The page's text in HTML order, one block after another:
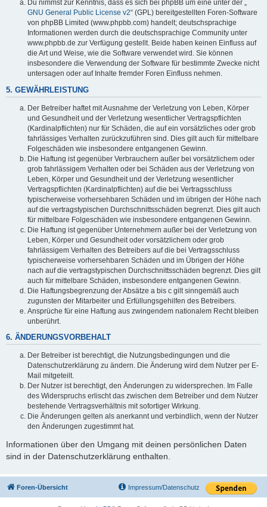
Du nimmst zur Kenntnis, dass es sich bei phpBB um eine unter der „
GNU General Public License v2“ (GPL) bereitgestellten Foren-Software
von phpBB Limited (www.phpbb.com) handelt; deutschsprachige
Informationen werden durch die deutschsprachige Community unter
www.phpbb.de zur Verfügung gestellt. Beide haben keinen Einfluss auf
die Art und Weise, wie die Software verwendet wird. Sie können
insbesondere die Verwendung der Software für bestimmte Zwecke nicht
untersagen oder auf Inhalte fremder Foren Einfluss nehmen.
5. GEWÄHRLEISTUNG
Der Betreiber haftet mit Ausnahme der Verletzung von Leben, Körper
und Gesundheit und der Verletzung wesentlicher Vertragspflichten
(Kardinalpflichten) nur für Schäden, die auf ein vorsätzliches oder grob
fahrlässiges Verhalten zurückzuführen sind. Dies gilt auch für mittelbare
Folgeschäden wie insbesondere entgangenen Gewinn.
Die Haftung ist gegenüber Verbrauchern außer bei vorsätzlichem oder
grob fahrlässigem Verhalten oder bei Schäden aus der Verletzung von
Leben, Körper und Gesundheit und der Verletzung wesentlicher
Vertragspflichten (Kardinalpflichten) auf die bei Vertragsschluss
typischerweise vorhersehbaren Schäden und im übrigen der Höhe nach
auf die vertragstypischen Durchschnittsschäden begrenzt. Dies gilt auch
für mittelbare Folgeschäden wie insbesondere entgangenen Gewinn.
Die Haftung ist gegenüber Unternehmern außer bei der Verletzung von
Leben, Körper und Gesundheit oder vorsätzlichem oder grob
fahrlässigem Verhalten des Betreibers auf die bei Vertragsschluss
typischerweise vorhersehbaren Schäden und im Übrigen der Höhe
nach auf die vertragstypischen Durchschnittsschäden begrenzt. Dies gilt
auch für mittelbare Schäden, insbesondere entgangenen Gewinn.
Die Haftungsbegrenzung der Absätze a bis c gilt sinngemäß auch
zugunsten der Mitarbeiter und Erfüllungsgehilfen des Betreibers.
Ansprüche für eine Haftung aus zwingendem nationalem Recht bleiben
unberührt.
6. ÄNDERUNGSVORBEHALT
Der Betreiber ist berechtigt, die Nutzungsbedingungen und die
Datenschutzerklärung zu ändern. Die Änderung wird dem Nutzer per E-
Mail mitgeteilt.
Der Nutzer ist berechtigt, den Änderungen zu widersprechen. Im Falle
des Widerspruchs erlischt das zwischen dem Betreiber und dem Nutzer
bestehende Vertragsverhältnis mit sofortiger Wirkung.
Die Änderungen gelten als anerkannt und verbindlich, wenn der Nutzer
den Änderungen zugestimmt hat.
Informationen über den Umgang mit deinen persönlichen Daten
sind in der Datenschutzerklärung enthalten.
Foren-Übersicht Impressum/Datenschutz